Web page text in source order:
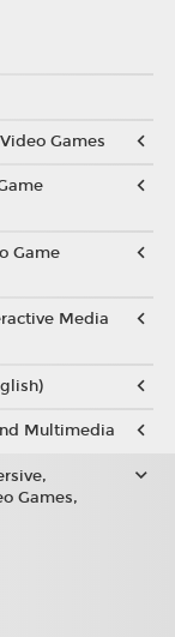
Games
Game
Media
Multimedia
Games,